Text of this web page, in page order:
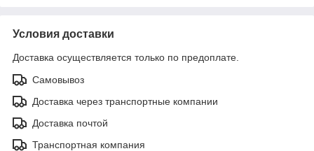
Условия доставки
Доставка осуществляется только по предоплате.
Самовывоз
Доставка через транспортные компании
Доставка почтой
Транспортная компания